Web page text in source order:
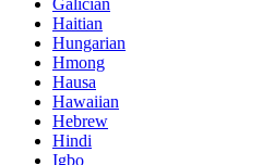
Haitian
Hungarian
Hmong
Hausa
Hawaiian
Hebrew
Hindi
Igbo